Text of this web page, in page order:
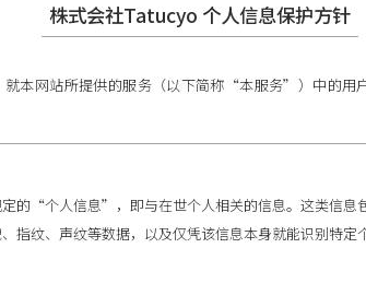
株式会社Tatucyo 个人信息保护方针
本网站所提供的服务（以下简称“本服务”）中的用
的“个人信息”，即与在世个人相关的信息。这类信息
指纹、声纹等数据，以及仅凭该信息本身就能识别特